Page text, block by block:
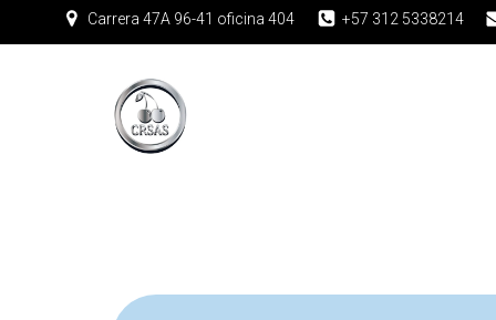
Carrera 47A 96-41 oficina 404 +57 312 5338214